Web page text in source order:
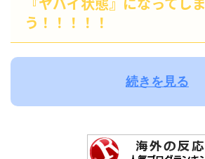
う！！！！！
続きを見る